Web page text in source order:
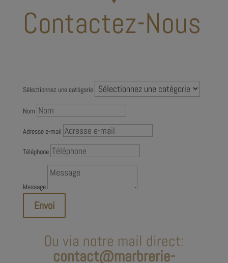
Contactez-Nous
Sélectionnez une catégorie
Nom
Adresse e-mail
Téléphone
Message
Envoi
Ou via notre mail direct:
contact@marbrerie-